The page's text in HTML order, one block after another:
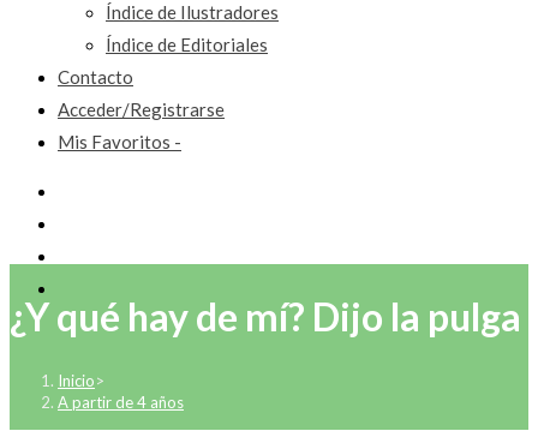
Índice de Ilustradores
Índice de Editoriales
Contacto
Acceder/Registrarse
Mis Favoritos -
¿Y qué hay de mí? Dijo la pulga
Inicio>
A partir de 4 años